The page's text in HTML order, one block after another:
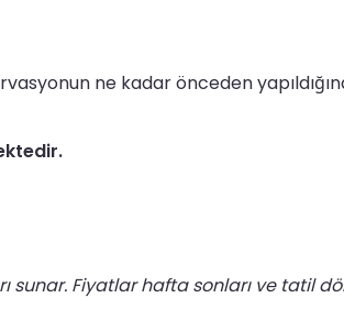
ne kadar önceden
Fiyatlar hafta sonları ve tatil